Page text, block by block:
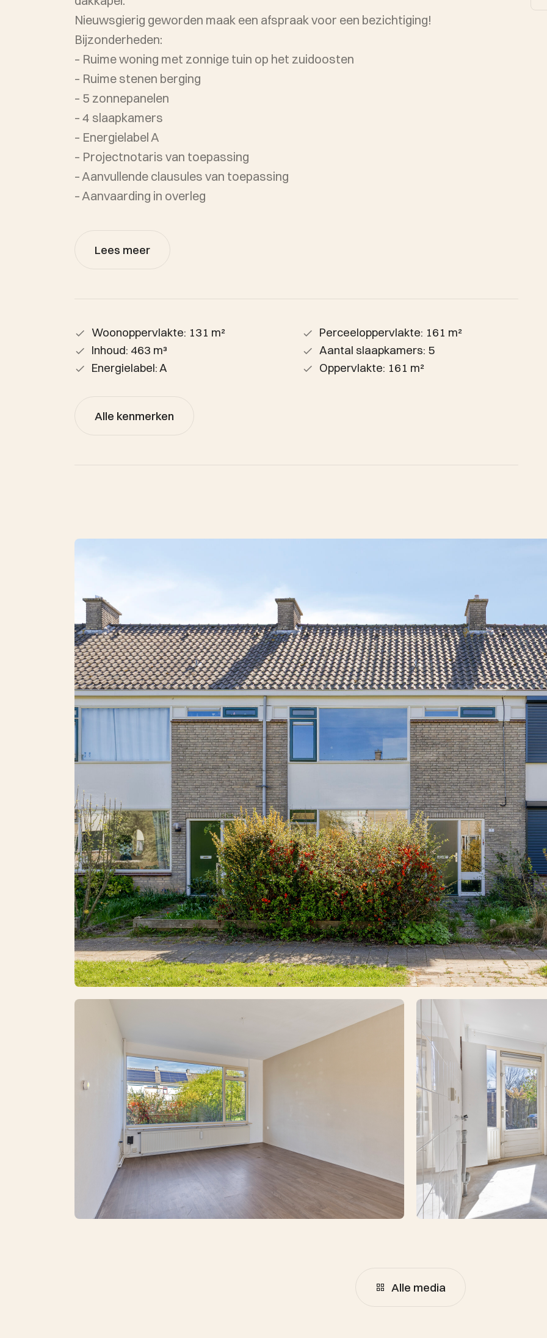
Nieuwsgierig geworden maak een afspraak voor een bezichtiging!
Bijzonderheden:
– Ruime woning met zonnige tuin op het zuidoosten
– Ruime stenen berging
– 5 zonnepanelen
– 4 slaapkamers
– Energielabel A
– Projectnotaris van toepassing
– Aanvullende clausules van toepassing
– Aanvaarding in overleg
Lees meer
Woonoppervlakte: 131 m²
Perceeloppervlakte: 161 m²
Inhoud: 463 m³
Aantal slaapkamers: 5
Energielabel: A
Oppervlakte: 161 m²
Alle kenmerken
Alle media